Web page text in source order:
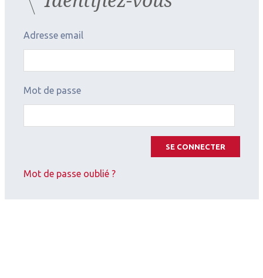
Adresse email
Mot de passe
SE CONNECTER
Mot de passe oublié ?